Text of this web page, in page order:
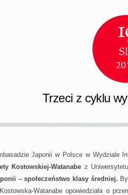
Trzeci z cyklu
Japonii w Polsce w Wydziale
Kostowskiej-Watanabe z
–społeczeństwo klasy średniej.
Watanabe opowiedziała o